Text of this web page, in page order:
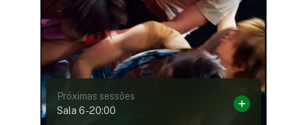
Próximas sessões
Sala 6-20:00